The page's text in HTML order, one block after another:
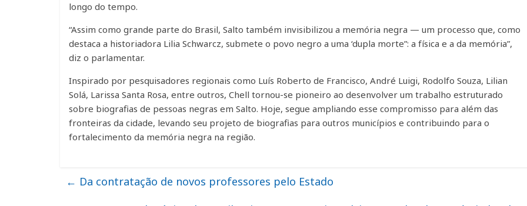
longo do tempo.
“Assim como grande parte do Brasil, Salto também invisibilizou a memória negra — um processo que, como
destaca a historiadora Lilia Schwarcz, submete o povo negro a uma ‘dupla morte”: a física e a da memória”,
diz o parlamentar.
Inspirado por pesquisadores regionais como Luís Roberto de Francisco, André Luigi, Rodolfo Souza, Lilian
Solá, Larissa Santa Rosa, entre outros, Chell tornou-se pioneiro ao desenvolver um trabalho estruturado
sobre biografias de pessoas negras em Salto. Hoje, segue ampliando esse compromisso para além das
fronteiras da cidade, levando seu projeto de biografias para outros municípios e contribuindo para o
fortalecimento da memória negra na região.
← Da contratação de novos professores pelo Estado